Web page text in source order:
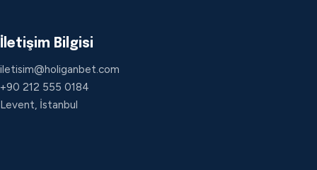
İletişim Bilgisi
iletisim@holiganbet.com
+90 212 555 0184
Levent, İstanbul